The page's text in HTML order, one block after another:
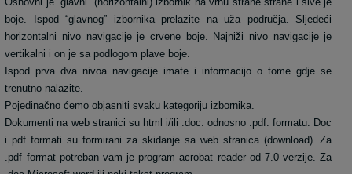
boje. Ispod “glavnog” izbornika prelazite na uža područja. Sljedeći
horizontalni nivo navigacije je crvene boje. Najniži nivo navigacije je
vertikalni i on je sa podlogom plave boje.
Ispod prva dva nivoa navigacije imate i informacijo o tome gdje se
trenutno nalazite.
Pojedinačno ćemo objasniti svaku kategoriju izbornika.
Dokumenti na web stranici su html i/ili .doc. odnosno .pdf. formatu. Doc
i pdf formati su formirani za skidanje sa web stranica (download). Za
.pdf format potreban vam je program acrobat reader od 7.0 verzije. Za